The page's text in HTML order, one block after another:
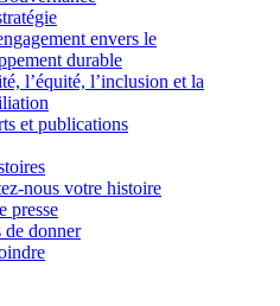
envers le
durable
l’équité, l’inclusion et la
et publications
nous votre histoire
presse
de donner